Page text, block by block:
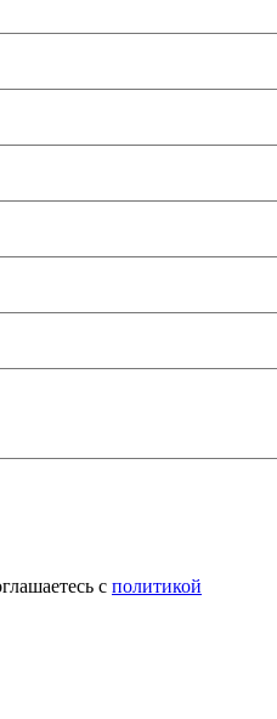
с политикой